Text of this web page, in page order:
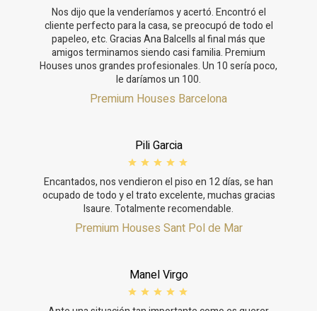
Nos dijo que la venderíamos y acertó. Encontró el
cliente perfecto para la casa, se preocupó de todo el
papeleo, etc. Gracias Ana Balcells al final más que
amigos terminamos siendo casi familia. Premium
Houses unos grandes profesionales. Un 10 sería poco,
le daríamos un 100.
Premium Houses Barcelona
Pili Garcia
Encantados, nos vendieron el piso en 12 días, se han
ocupado de todo y el trato excelente, muchas gracias
Isaure. Totalmente recomendable.
Premium Houses Sant Pol de Mar
Manel Virgo
информации о предпочтениях и личном выборе
пользователя путем постоянного наблюдения за его
привычками просмотра. Благодаря им мы можем
узнать привычки просмотра на веб-сайте и отображать
рекламу, связанную с профилем просмотра
пользователя.